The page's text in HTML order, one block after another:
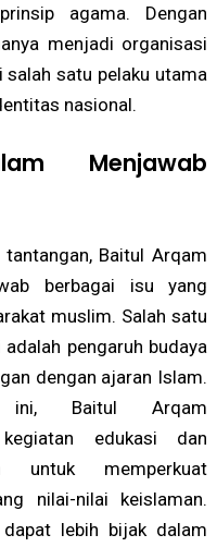
agama. Dengan
menjadi organisasi
satu pelaku utama
nasional.
Menjawab
Baitul Arqam
berbagai isu yang
muslim. Salah satu
pengaruh budaya
dengan ajaran Islam.
ini, Baitul Arqam
kegiatan edukasi dan
untuk memperkuat
nilai-nilai keislaman.
dapat lebih bijak dalam